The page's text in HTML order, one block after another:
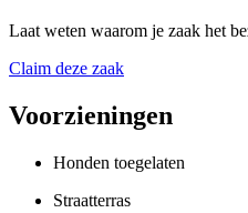
Laat weten waarom je zaak het
Claim deze zaak
Voorzieningen
Honden toegelaten
Straatterras